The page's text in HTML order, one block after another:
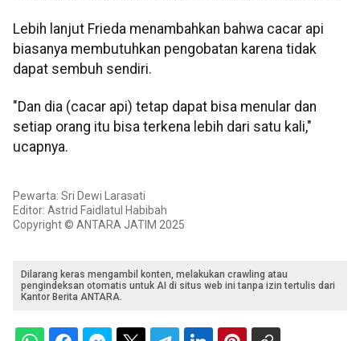
Lebih lanjut Frieda menambahkan bahwa cacar api
biasanya membutuhkan pengobatan karena tidak
dapat sembuh sendiri.
"Dan dia (cacar api) tetap dapat bisa menular dan
setiap orang itu bisa terkena lebih dari satu kali,"
ucapnya.
Pewarta: Sri Dewi Larasati
Editor: Astrid Faidlatul Habibah
Copyright © ANTARA JATIM 2025
Dilarang keras mengambil konten, melakukan crawling atau
pengindeksan otomatis untuk AI di situs web ini tanpa izin tertulis dari
Kantor Berita ANTARA.